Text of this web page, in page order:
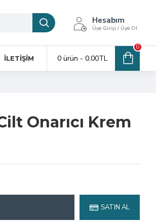
Hesabım
Üye Girişi / Üye Ol
İLETIŞIM 0 ürün - 0,00TL
0
Onarıcı Krem
SATIN AL